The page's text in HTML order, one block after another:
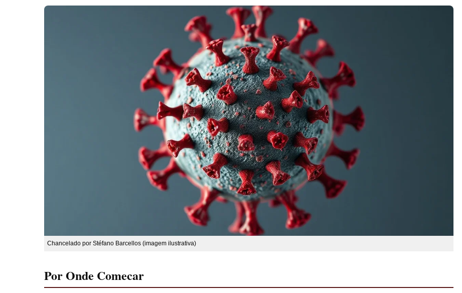
Chancelado por Stéfano Barcellos (imagem ilustrativa)
Por Onde Comecar